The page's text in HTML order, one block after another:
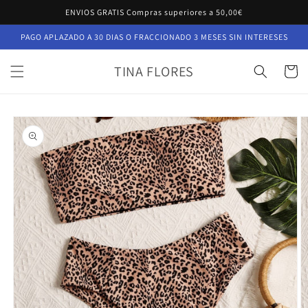
directamente
al contenido
ENVIOS GRATIS Compras superiores a 50,00€
PAGO APLAZADO A 30 DIAS O FRACCIONADO 3 MESES SIN INTERESES
TINA FLORES Carrito
directamente
a la
información
del producto